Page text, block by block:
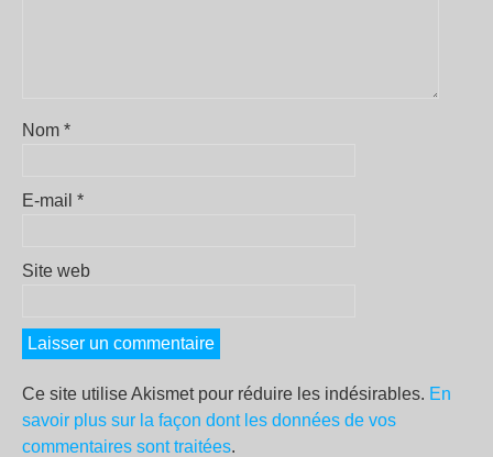
Nom *
E-mail *
Site web
Ce site utilise Akismet pour réduire les indésirables. En
savoir plus sur la façon dont les données de vos
commentaires sont traitées.